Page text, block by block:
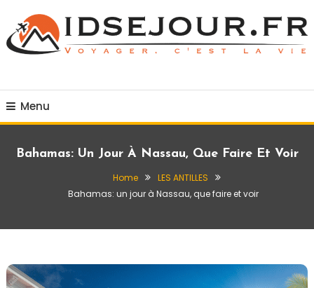
Content
Menu
Bahamas: Un Jour À Nassau, Que Faire Et Voir
Home
LES ANTILLES
Bahamas: un jour à Nassau, que faire et voir